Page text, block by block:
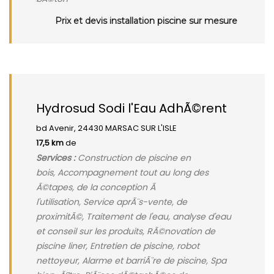
Prix et devis installation piscine sur mesure
Hydrosud Sodi l'Eau AdhÃ©rent
bd Avenir, 24430 MARSAC SUR L'ISLE
17,5 kmde
Services :Construction de piscine en
bois, Accompagnement tout au long des
Ã©tapes, de la conception Ã
l'utilisation, Service aprÃ¨s-vente, de
proximitÃ©, Traitement de l'eau, analyse d'eau
et conseil sur les produits, RÃ©novation de
piscine liner, Entretien de piscine, robot
nettoyeur, Alarme et barriÃ¨re de piscine, Spa